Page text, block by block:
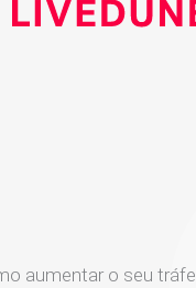
aumentar o seu